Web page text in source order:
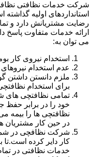
شرکت خدمات نظافتی
استانداردهای اولیه
رضایت مشتریانش دارد و
ارائه خدمات متفاوت پاسخ
می توان به:
استخدام نیروی کار
عدم استخدام
ملزم دانستن داشتن
برای استخدام
تمامی نظافتچی های
خود را در برابر حفظ
نظافتچی ها را بیمه
در حین کار مشتریان
شرکت نظافچی در
کار دایر کرده است.تا
خدمات نظافتی در